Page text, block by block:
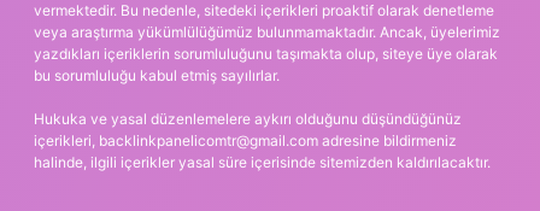
vermektedir. Bu nedenle, sitedeki içerikleri proaktif olarak denetleme
veya araştırma yükümlülüğümüz bulunmamaktadır. Ancak, üyelerimiz
yazdıkları içeriklerin sorumluluğunu taşımakta olup, siteye üye olarak
bu sorumluluğu kabul etmiş sayılırlar.
Hukuka ve yasal düzenlemelere aykırı olduğunu düşündüğünüz
içerikleri, backlinkpanelicomtr@gmail.com adresine bildirmeniz
halinde, ilgili içerikler yasal süre içerisinde sitemizden kaldırılacaktır.